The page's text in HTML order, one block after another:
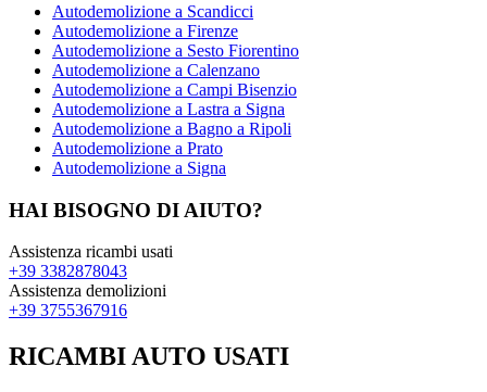
Autodemolizione a Scandicci
Autodemolizione a Firenze
Autodemolizione a Sesto Fiorentino
Autodemolizione a Calenzano
Autodemolizione a Campi Bisenzio
Autodemolizione a Lastra a Signa
Autodemolizione a Bagno a Ripoli
Autodemolizione a Prato
Autodemolizione a Signa
HAI BISOGNO DI AIUTO?
Assistenza ricambi usati
+39 3382878043
Assistenza demolizioni
+39 3755367916
RICAMBI AUTO USATI